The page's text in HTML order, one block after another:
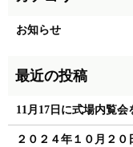
お知らせ
11月17日に式場内覧会
２０２４年１０月２